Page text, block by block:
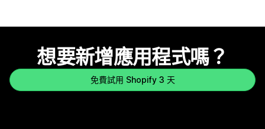
想要新增應用程式嗎？
免費試用 Shopify 3 天